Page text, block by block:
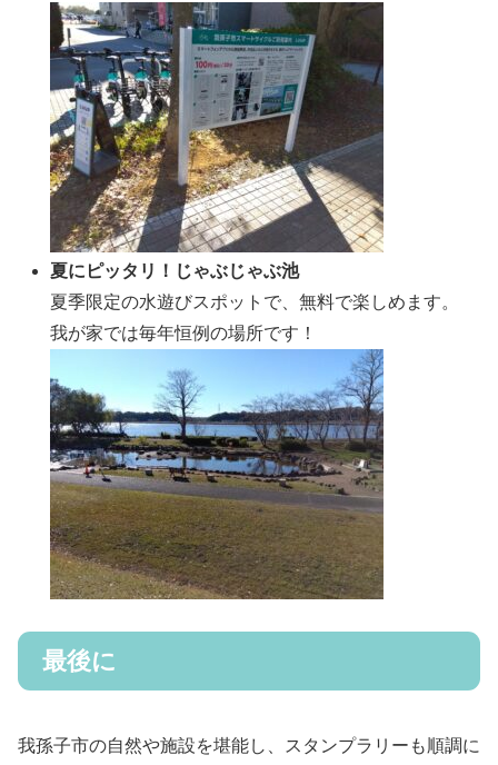
夏にピッタリ！じゃぶじゃぶ池
夏季限定の水遊びスポットで、無料で楽しめます。
我が家では毎年恒例の場所です！
最後に
我孫子市の自然や施設を堪能し、スタンプラリーも順調に